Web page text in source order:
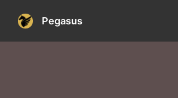
Pegasus